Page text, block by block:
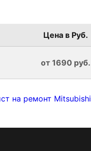
Цена в Руб.
от 1690 руб.
на ремонт